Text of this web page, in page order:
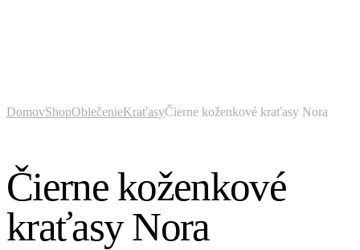
DomovShopOblečenieKraťasyČierne koženkové kraťasy Nora
Čierne koženkové
kraťasy Nora